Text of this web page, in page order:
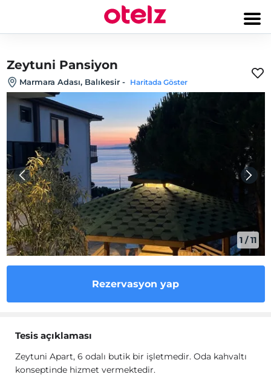
Zeytuni Pansiyon
Marmara Adası, Balıkesir - Haritada Göster
1 /11
Rezervasyon yap
Tesis açıklaması
Zeytuni Apart, 6 odalı butik bir işletmedir. Oda kahvaltı
konseptinde hizmet vermektedir.